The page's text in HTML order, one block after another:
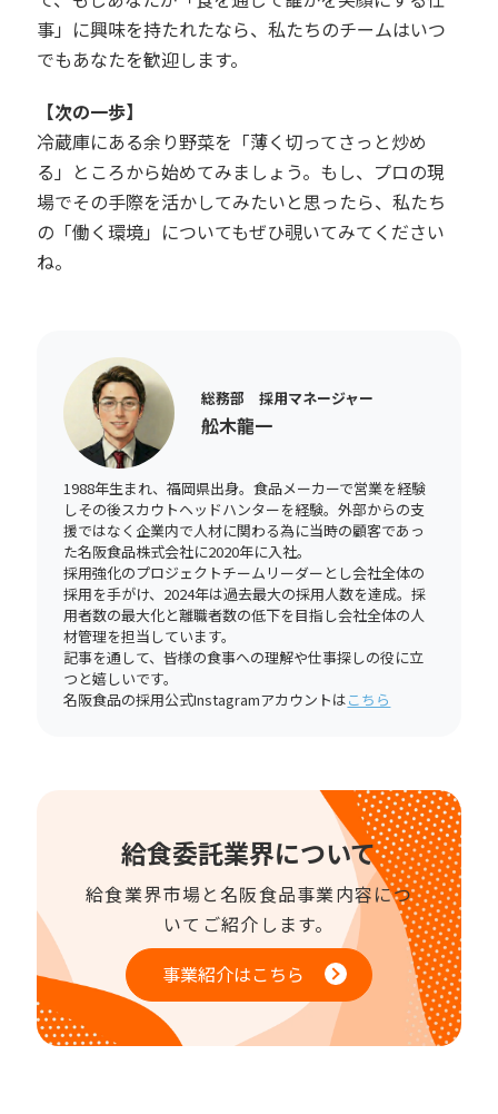
事」に興味を持たれたなら、私たちのチームはいつ
でもあなたを歓迎します。
【次の一歩】
冷蔵庫にある余り野菜を「薄く切ってさっと炒め
る」ところから始めてみましょう。もし、プロの現
場でその手際を活かしてみたいと思ったら、私たち
の「働く環境」についてもぜひ覗いてみてください
ね。
総務部 採用マネージャー
舩木龍一
1988年生まれ、福岡県出身。食品メーカーで営業を経験
しその後スカウトヘッドハンターを経験。外部からの支
援ではなく企業内で人材に関わる為に当時の顧客であっ
た名阪食品株式会社に2020年に入社。
採用強化のプロジェクトチームリーダーとし会社全体の
採用を手がけ、2024年は過去最大の採用人数を達成。採
用者数の最大化と離職者数の低下を目指し会社全体の人
材管理を担当しています。
記事を通して、皆様の食事への理解や仕事探しの役に立
つと嬉しいです。
名阪食品の採用公式Instagramアカウントはこちら
給食委託業界について
給食業界市場と名阪食品事業内容につ
いてご紹介します。
事業紹介はこちら